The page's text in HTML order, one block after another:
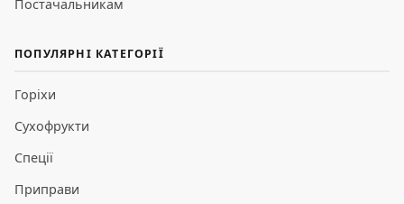
Постачальникам
ПОПУЛЯРНІ КАТЕГОРІЇ
Горіхи
Сухофрукти
Спеції
Приправи